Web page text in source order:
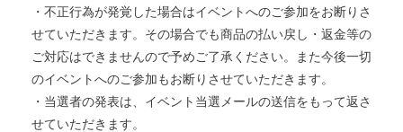
・不正行為が発覚した場合はイベントへのご参加をお断りさ
せていただきます。その場合でも商品の払い戻し・返金等の
ご対応はできませんので予めご了承ください。また今後一切
のイベントへのご参加もお断りさせていただきます。
・当選者の発表は、イベント当選メールの送信をもって返さ
せていただきます。